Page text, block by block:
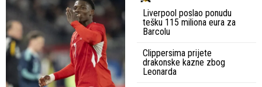
Liverpool poslao ponudu
tešku 115 miliona eura za
Barcolu
Clippersima prijete
drakonske kazne zbog
Leonarda